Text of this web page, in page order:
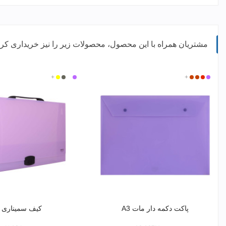
مشتریان همراه با این محصول، محصولات زیر را نیز خریداری
بنفش
قرمزنارنجی
نارنجی
+
پاکت دکمه دار مات A3
بنفش
بیدودی
زرد+
کیف سمیناری